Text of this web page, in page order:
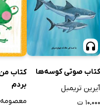
کتاب صوتی کوسه‌ها
آیرین تریمبل
۱۰,۰۰۰ ت
کتاب
بردم
معصومه